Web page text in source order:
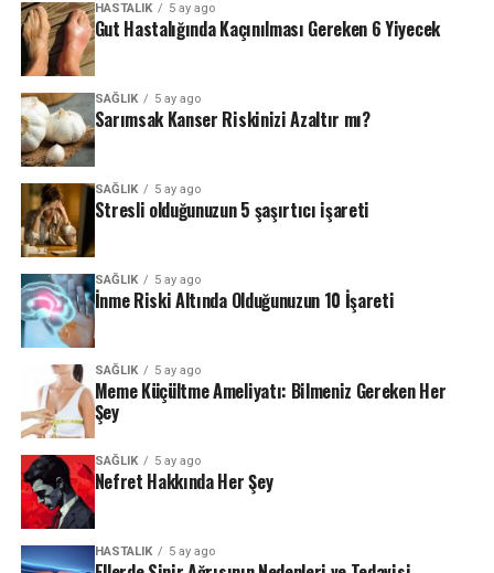
HASTALIK 5 ay ago
Gut Hastalığında Kaçınılması Gereken 6 Yiyecek
SAĞLIK 5 ay ago
Sarımsak Kanser Riskinizi Azaltır mı?
SAĞLIK 5 ay ago
Stresli olduğunuzun 5 şaşırtıcı işareti
SAĞLIK 5 ay ago
İnme Riski Altında Olduğunuzun 10 İşareti
SAĞLIK 5 ay ago
Meme Küçültme Ameliyatı: Bilmeniz Gereken Her
Şey
SAĞLIK 5 ay ago
Nefret Hakkında Her Şey
HASTALIK 5 ay ago